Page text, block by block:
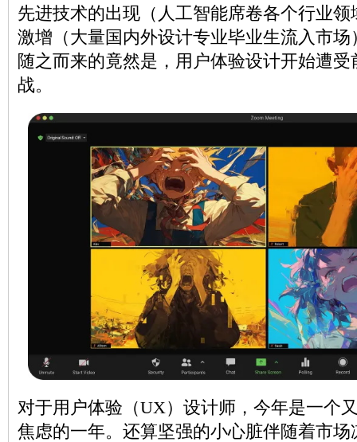
先进技术的出现（人工智能席卷各个行业
激增（大量国内外设计专业毕业生流入市
随之而来的竟然是，用户体验设计开始遭
战。
对于用户体验（UX）设计师，今年是一个
焦虑的一年。还算坚强的小心脏伴随着市